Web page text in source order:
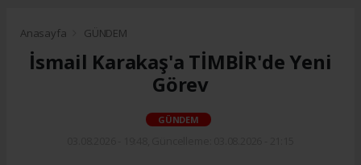
Anasayfa GÜNDEM
İsmail Karakaş'a TİMBİR'de Yeni
Görev
GÜNDEM